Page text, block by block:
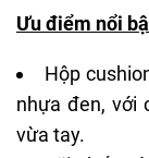
Ưu điểm nổi
Hộp
nhựa đen, với
vừa tay.